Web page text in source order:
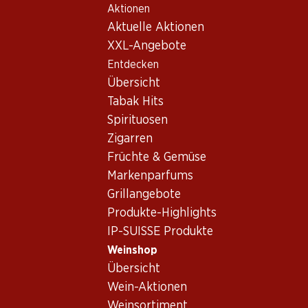
Aktionen
Aktuelle Aktionen
XXL-Angebote
Entdecken
Übersicht
Tabak Hits
Spirituosen
Zigarren
Früchte & Gemüse
Markenparfums
Grillangebote
Produkte-Highlights
IP-SUISSE Produkte
Weinshop
Übersicht
Wein-Aktionen
Wein/Champagner
Côtes du Rhône
Comte de Terrefont Gigondas AOC
Vorderseite Rückseite